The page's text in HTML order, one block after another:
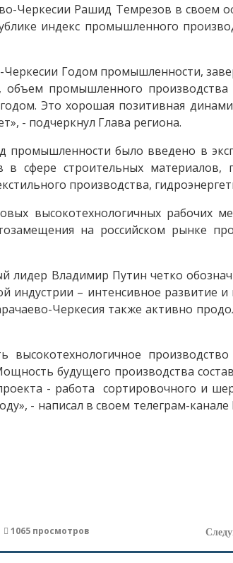
Черкесии Рашид Темрезов в своем
индекс промышленного
Черкесии Годом промышленности,
промышленного производства
Это хорошая позитивная
- подчеркнул Глава региона.
было введено в
сфере строительных материалов,
производства,
высокотехнологичных рабочих
на российском рынке
лидер Владимир Путин четко
индустрии – интенсивное развитие и
Черкесия также активно
высокотехнологичное
будущего производства
- работа сортировочного и
- написал в своем телеграм-
1065 просмотров